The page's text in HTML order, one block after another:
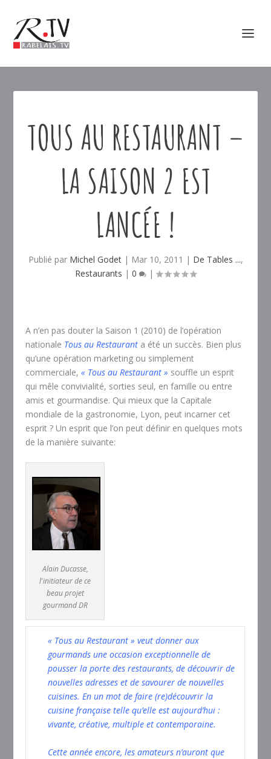
TOUS AU RESTAURANT –
LA SAISON 2 EST
LANCÉE !
Publié par Michel Godet| Mar 10, 2011 | De Tables ...,
Restaurants | 0 |
A n’en pas douter la Saison 1 (2010) de l’opération
nationale Tous au Restaurant a été un succès. Bien plus
qu’une opération marketing ou simplement
commerciale,« Tous au Restaurant » souffle un esprit
qui mêle convivialité, sorties seul, en famille ou entre
amis et gourmandise. Qui mieux que la Capitale
mondiale de la gastronomie, Lyon, peut incarner cet
esprit ? Un esprit que l’on peut définir en quelques mots
de la manière suivante:
Alain Ducasse,
l'initiateur de ce
beau projet
gourmand DR
« Tous au Restaurant » veut donner aux
gourmands une occasion exceptionnelle de
pousser la porte des restaurants, de découvrir de
nouvelles adresses et de savourer de nouvelles
cuisines. En un mot de faire (re)découvrir la
cuisine française telle qu’elle est aujourd’hui :
vivante, créative, multiple et contemporaine.
Cette année encore, les amateurs n’auront que